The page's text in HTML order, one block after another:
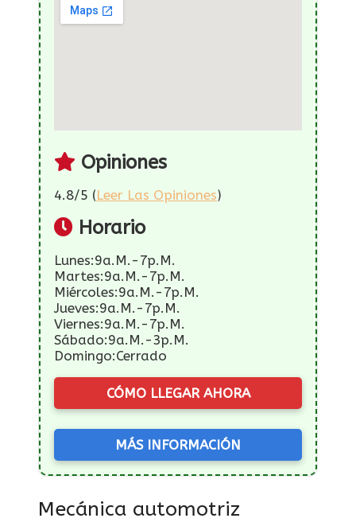
Opiniones
4.8/5 (Leer Las Opiniones)
Horario
Lunes:9a.m.-7p.m.
Martes:9a.m.-7p.m.
Miércoles:9a.m.-7p.m.
Jueves:9a.m.-7p.m.
Viernes:9a.m.-7p.m.
Sábado:9a.m.-3p.m.
Domingo:Cerrado
CÓMO LLEGAR AHORA
MÁS INFORMACIÓN
Mecánica automotriz